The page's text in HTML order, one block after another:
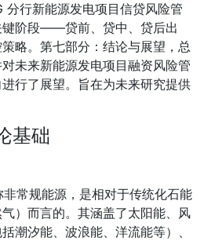
分行新能源发电项目信贷风险管
键阶段——贷前、贷中、贷后出
略。第七部分：结论与展望，总
未来新能源发电项目融资风险管
行了展望。旨在为未来研究提供
基础
非常规能源，是相对于传统化石能
）而言的。其涵盖了太阳能、风
潮汐能、波浪能、洋流能等）、